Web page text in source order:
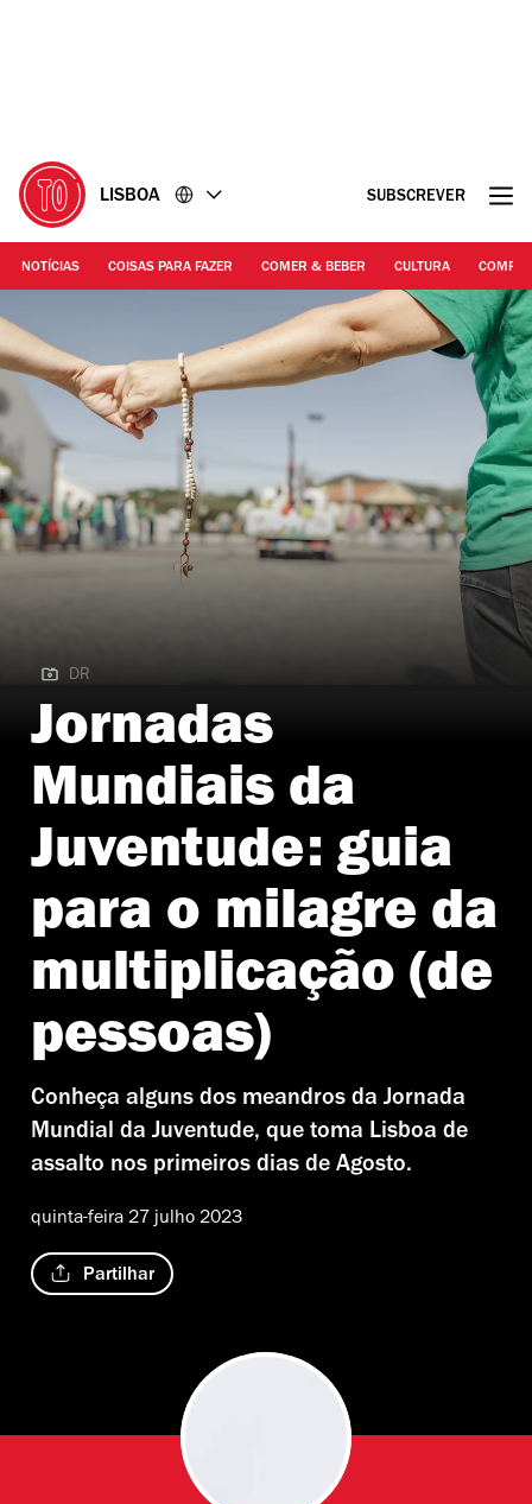
LISBOA SUBSCREVER
NOTÍCIAS COISAS PARA FAZER COMER & BEBER CULTURA
DR
DR
Jornadas
Mundiais da
Juventude: guia
para o milagre da
multiplicação (de
pessoas)
Conheça alguns dos meandros da Jornada
Mundial da Juventude, que toma Lisboa de
assalto nos primeiros dias de Agosto.
quinta-feira 27 julho 2023
Partilhar